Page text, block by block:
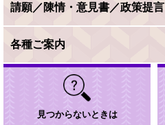
請願／陳情・意見書／政策提言
各種ご案内
見つからないときは